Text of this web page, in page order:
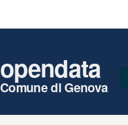
opendata
Comune di Genova